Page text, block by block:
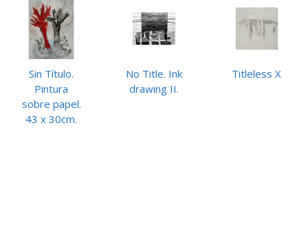
Sin Título.
Pintura
sobre papel.
43 x 30cm.
No Title. Ink
drawing II.
Titleless X